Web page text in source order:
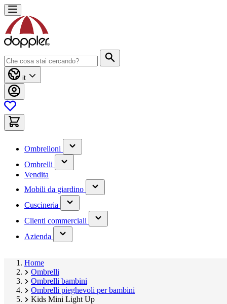
Salta
al
contenuto
it
Ombrelloni
(contiene
un
sottomenu)
Ombrelli
(contiene
un
Vendita
Mobili da giardino
(contiene
un
Cuscineria
(contiene
un
sottomenu)
Clienti commerciali
(has
submenu)
Azienda
(has
submenu)
Home
Ombrelli
Ombrelli bambini
Ombrelli pieghevoli per bambini
Kids Mini Light Up